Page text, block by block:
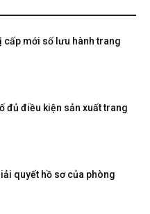
cấp mới số lưu hành trang
đủ điều kiện sản xuất trang
quyết hồ sơ của phòng